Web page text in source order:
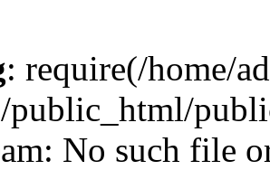
: require(/home/
public_html/
No such file